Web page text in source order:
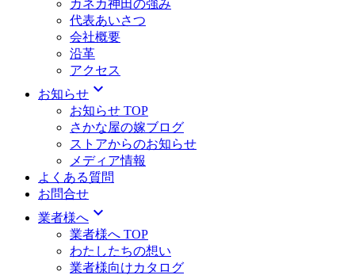
カネカ神田の強み
代表あいさつ
会社概要
沿革
アクセス
お知らせ expand_more
お知らせ TOP
さかな屋の嫁ブログ
ストアからのお知らせ
メディア情報
よくある質問
お問合せ
業者様へ expand_more
業者様へ TOP
わたしたちの想い
業者様向けカタログ